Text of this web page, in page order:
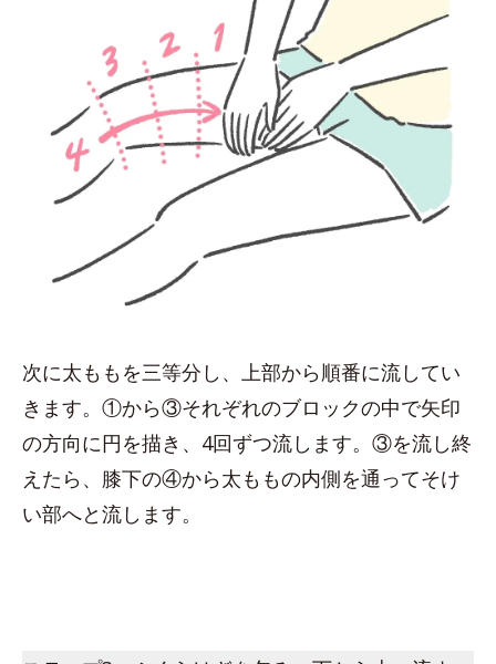
次に太ももを三等分し、上部から順番に流してい
きます。①から③それぞれのブロックの中で矢印
の方向に円を描き、4回ずつ流します。③を流し終
えたら、膝下の④から太ももの内側を通ってそけ
い部へと流します。